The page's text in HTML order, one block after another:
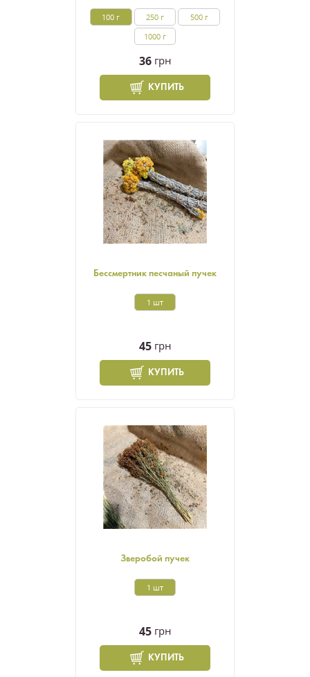
100 г 250 г
500 г
1000 г
36 грн
КУПИТЬ
Бессмертник песчаный пучек
1 шт
45 грн
КУПИТЬ
Зверобой пучек
1 шт
45 грн
КУПИТЬ